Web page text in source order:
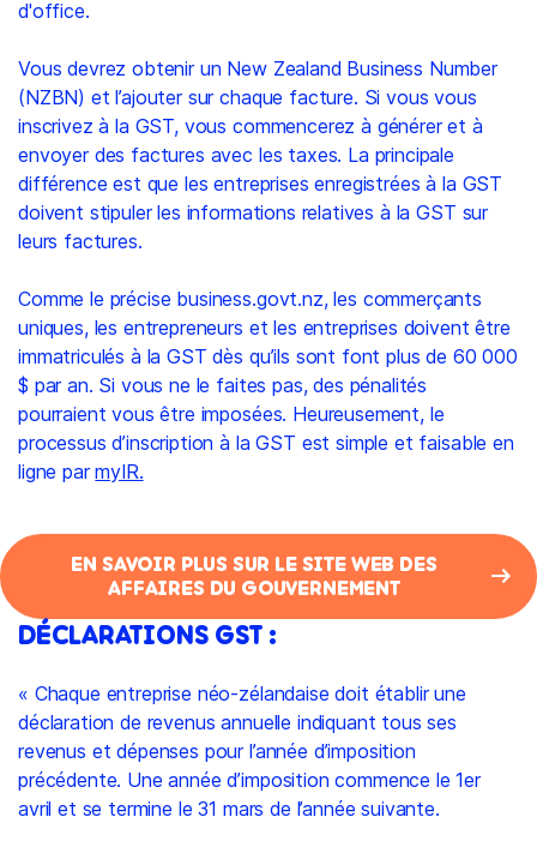
d'office.
Vous devrez obtenir un New Zealand Business Number
(NZBN) et l’ajouter sur chaque facture. Si vous vous
inscrivez à la GST, vous commencerez à générer et à
envoyer des factures avec les taxes. La principale
différence est que les entreprises enregistrées à la GST
doivent stipuler les informations relatives à la GST sur
leurs factures.
Comme le précise business.govt.nz, les commerçants
uniques, les entrepreneurs et les entreprises doivent être
immatriculés à la GST dès qu’ils sont font plus de 60 000
$ par an. Si vous ne le faites pas, des pénalités
pourraient vous être imposées. Heureusement, le
processus d’inscription à la GST est simple et faisable en
ligne parmyIR.
EN SAVOIR PLUS SUR LE SITE WEB DES
AFFAIRES DU GOUVERNEMENT
DÉCLARATIONS GST :
« Chaque entreprise néo-zélandaise doit établir une
déclaration de revenus annuelle indiquant tous ses
revenus et dépenses pour l’année d’imposition
précédente. Une année d’imposition commence le 1er
avril et se termine le 31 mars de l’année suivante.